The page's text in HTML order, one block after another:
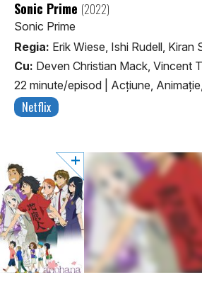
Sonic Prime (2022)
Sonic Prime
Regia: Erik Wiese, Ishi Rudell, Kiran
Cu: Deven Christian Mack, Vincent
22 minute/episod
Acţiune,
Netflix